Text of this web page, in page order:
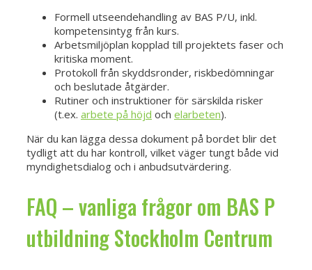
Formell utseendehandling av BAS P/U, inkl.
kompetensintyg från kurs.
Arbetsmiljöplan kopplad till projektets faser och
kritiska moment.
Protokoll från skyddsronder, riskbedömningar
och beslutade åtgärder.
Rutiner och instruktioner för särskilda risker
(t.ex. arbete på höjd och elarbeten).
När du kan lägga dessa dokument på bordet blir det
tydligt att du har kontroll, vilket väger tungt både vid
myndighetsdialog och i anbudsutvärdering.
FAQ – vanliga frågor om BAS P
utbildning Stockholm Centrum